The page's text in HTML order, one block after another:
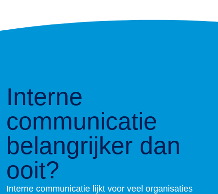
Interne
communicatie
belangrijker dan
ooit?
Interne communicatie lijkt voor veel organisaties